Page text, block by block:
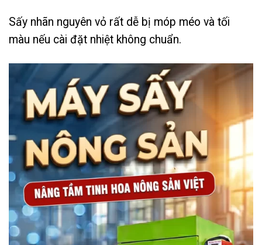
Sấy nhãn nguyên vỏ rất dễ bị móp méo và tối
màu nếu cài đặt nhiệt không chuẩn.